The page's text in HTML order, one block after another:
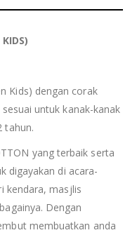
Kids) dengan corak
untuk kanak-kanak
tahun.
yang terbaik serta
digayakan di acara-
kendara, masjlis
Dengan
membuatkan anda